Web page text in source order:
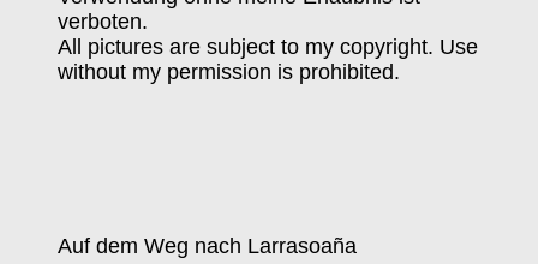
verboten.
All pictures are subject to my copyright. Use
without my permission is prohibited.
Auf dem Weg nach Larrasoaña